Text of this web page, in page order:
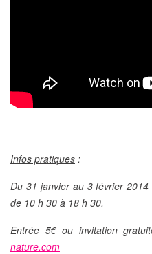
Infos pratiques :
Du 31 janvier au 3 février
de 10 h 30 à 18 h 30.
Entrée 5€ ou invitation
nature.com